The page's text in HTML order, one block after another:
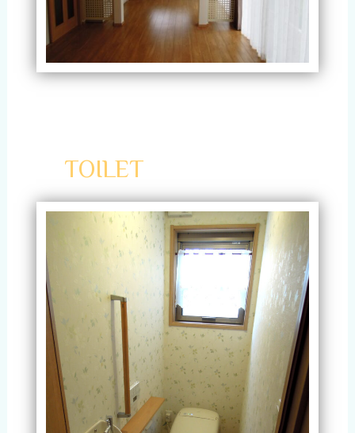
TOILET